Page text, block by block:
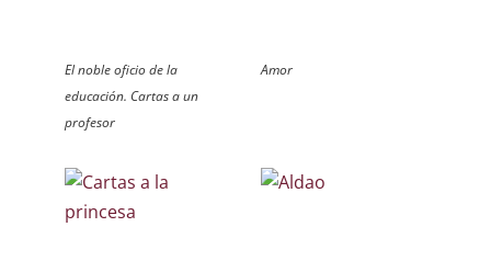
El noble oficio de la
educación. Cartas a un
profesor
Amor